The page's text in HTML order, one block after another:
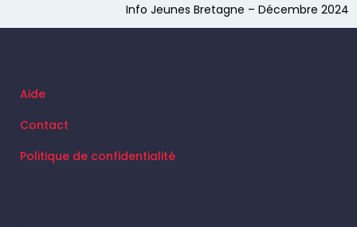
Info Jeunes Bretagne – Décembre 2024
Aide
Contact
Politique de confidentialité